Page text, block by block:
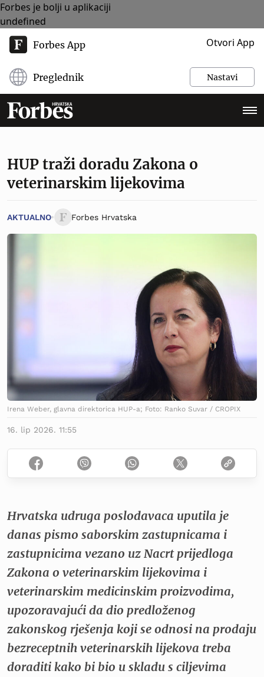
Forbes je bolji u aplikaciji
undefined
Forbes App Otvori App
Preglednik Nastavi
HUP traži doradu Zakona o
veterinarskim lijekovima
AKTUALNO Forbes Hrvatska
Irena Weber, glavna direktorica HUP-a; Foto: Ranko Suvar / CROPIX
16. lip 2026. 11:55
Hrvatska udruga poslodavaca uputila je
danas pismo saborskim zastupnicama i
zastupnicima vezano uz Nacrt prijedloga
Zakona o veterinarskim lijekovima i
veterinarskim medicinskim proizvodima,
upozoravajući da dio predloženog
zakonskog rješenja koji se odnosi na prodaju
bezreceptnih veterinarskih lijekova treba
doraditi kako bi bio u skladu s ciljevima